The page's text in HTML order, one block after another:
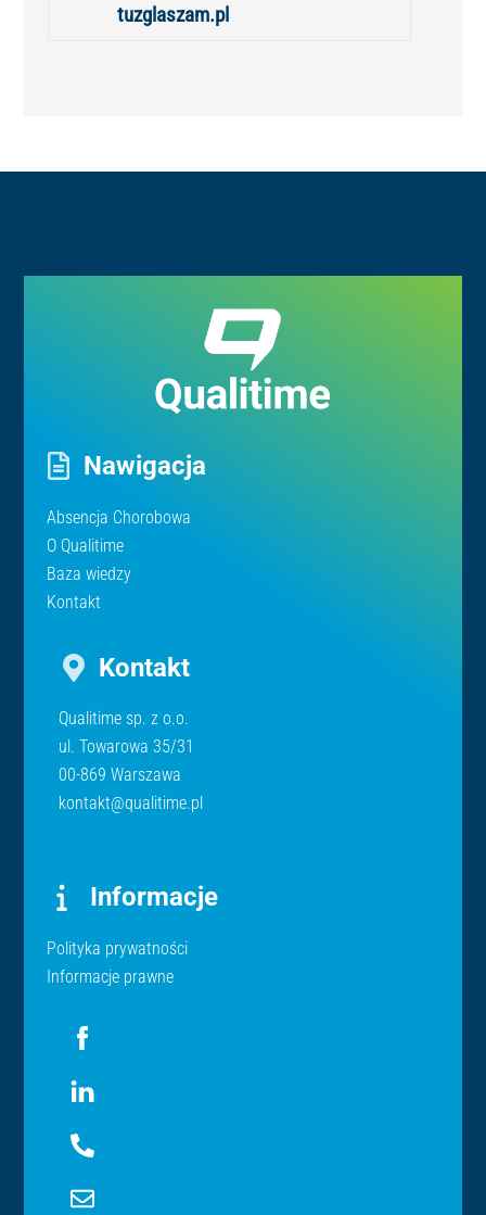
tuzglaszam.pl
Nawigacja
Absencja Chorobowa
O Qualitime
Baza wiedzy
Kontakt
Kontakt
Qualitime sp. z o.o.
ul. Towarowa 35/31
00-869 Warszawa
kontakt@qualitime.pl
Informacje
Polityka prywatności
Informacje prawne
Icon
label
Icon
label
Icon
label
Icon